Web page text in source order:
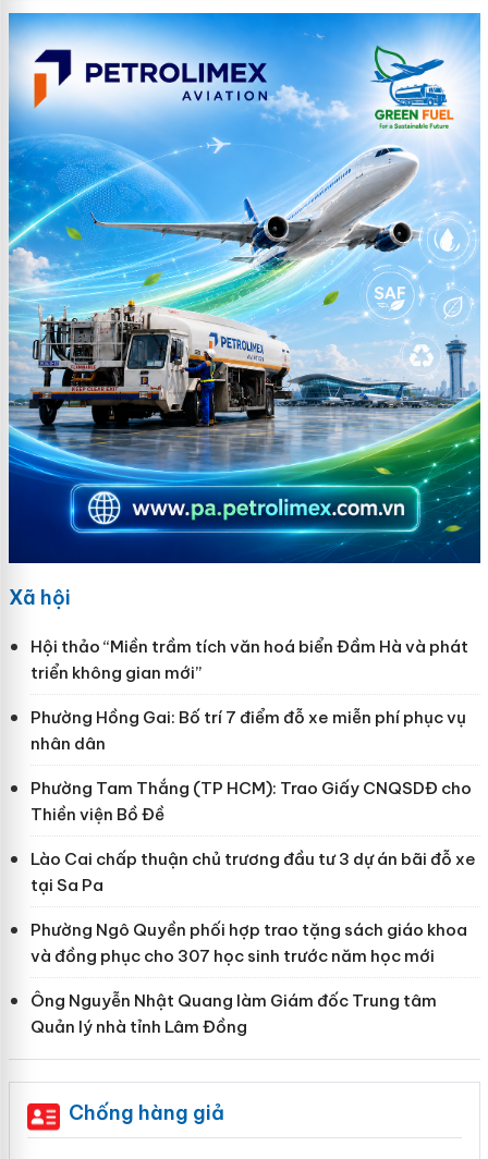
Xã hội
Hội thảo “Miền trầm tích văn hoá biển Đầm Hà và phát
triển không gian mới”
Phường Hồng Gai: Bố trí 7 điểm đỗ xe miễn phí phục vụ
nhân dân
Phường Tam Thắng (TP HCM): Trao Giấy CNQSDĐ cho
Thiền viện Bồ Đề
Lào Cai chấp thuận chủ trương đầu tư 3 dự án bãi đỗ xe
tại Sa Pa
Phường Ngô Quyền phối hợp trao tặng sách giáo khoa
và đồng phục cho 307 học sinh trước năm học mới
Ông Nguyễn Nhật Quang làm Giám đốc Trung tâm
Quản lý nhà tỉnh Lâm Đồng
Chống hàng giả